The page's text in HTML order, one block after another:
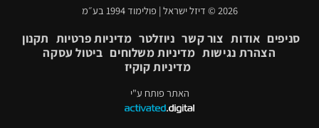
2026 © דיזל ישראל | פולימוד 1994 בע״מ
סניפים אודות צור קשר ניוזלטר מדיניות פרטיות תקנון
הצהרת נגישות מדיניות משלוחים ביטול עסקה
מדיניות קוקיז
האתר פותח ע"י